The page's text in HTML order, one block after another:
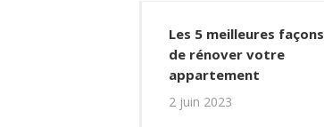
Les 5 meilleures façons
de rénover votre
appartement
2 juin 2023